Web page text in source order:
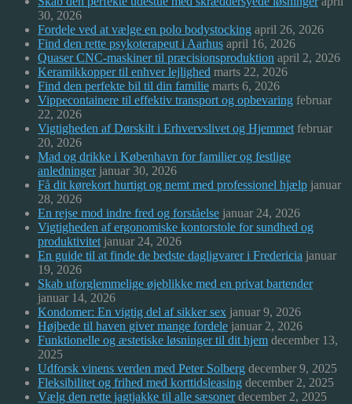
30, 2026
Fordele ved at vælge en polo bodystocking april 26, 2026
Find den rette psykoterapeut i Aarhus april 16, 2026
Quaser CNC-maskiner til præcisionsproduktion april 2, 2026
Keramikkopper til enhver lejlighed marts 22, 2026
Find den perfekte bil til din familie marts 6, 2026
Vippecontainere til effektiv transport og opbevaring februar
22, 2026
Vigtigheden af Dørskilt i Erhvervslivet og Hjemmet februar
20, 2026
Mad og drikke i København for familier og festlige
anledninger januar 30, 2026
Få dit kørekort hurtigt og nemt med professionel hjælp januar
28, 2026
En rejse mod indre fred og forståelse januar 24, 2026
Vigtigheden af ergonomiske kontorstole for sundhed og
produktivitet januar 24, 2026
En guide til at finde de bedste dagligvarer i Fredericia januar
19, 2026
Skab uforglemmelige øjeblikke med en privat bartender
januar 14, 2026
Kondomer: En vigtig del af sikker sex januar 9, 2026
Højbede til haven giver mange fordele januar 2, 2026
Funktionelle og æstetiske løsninger til dit hjem december 13,
2025
Udforsk vinens verden med Peter Solberg december 9, 2025
Fleksibilitet og frihed med korttidsleasing december 2, 2025
Vælg den rette jagtjakke til alle sæsoner december 2, 2025